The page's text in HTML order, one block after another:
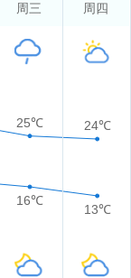
周三 周四
25℃
24℃
16℃
13℃